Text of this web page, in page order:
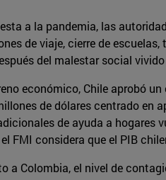
a la pandemia, las
de viaje, cierre de
del malestar social
económico, Chile aprobó
de dólares centrado en
de ayuda a hogares
FMI considera que el PIB
a Colombia, el nivel de